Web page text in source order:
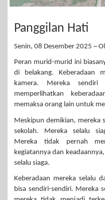
Panggilan Hati
Senin, 08 Desember 2025 ~
Peran murid-murid ini
di belakang. Keberadaan
kamera. Mereka
memperlihatkan
memaksa orang lain untuk
Meskipun demikian, mereka
sekolah. Mereka selalu
Mereka tidak pernah
kegiatannya dan
selalu siaga.
Keberadaan mereka selalu
bisa sendiri-sendiri. Mereka